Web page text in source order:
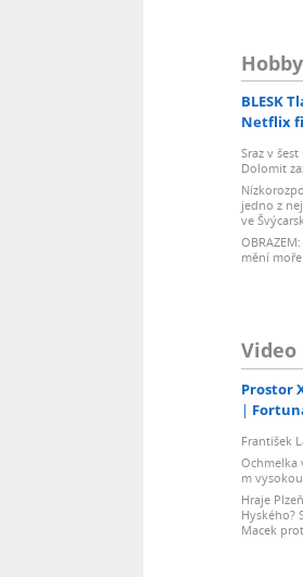
BLESK
Netflix
Sraz v
Dolomit
jedno z
ve
mění
Video
Prostor
František
Ochmelka
m
Hraje
Hyského?
Macek